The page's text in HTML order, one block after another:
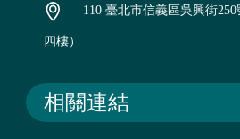
110 臺北市信義區吳興街
四樓）
相關連結